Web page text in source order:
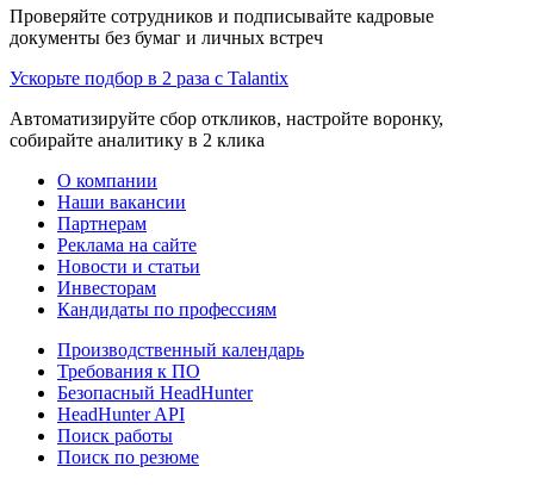
Проверяйте сотрудников и подписывайте кадровые
документы без бумаг и личных встреч
Ускорьте подбор в 2 раза с Talantix
Автоматизируйте сбор откликов, настройте воронку,
собирайте аналитику в 2 клика
О компании
Наши вакансии
Партнерам
Реклама на сайте
Новости и статьи
Инвесторам
Кандидаты по профессиям
Производственный календарь
Требования к ПО
Безопасный HeadHunter
HeadHunter API
Поиск работы
Поиск по резюме